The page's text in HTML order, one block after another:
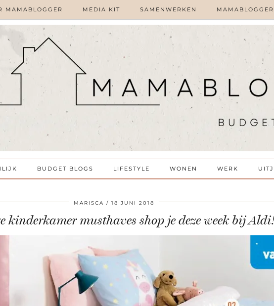
MAMABLOGGER MEDIA KIT SAMENWERKEN
BUDGET BLOGS LIFESTYLE WONEN WERK
MARISCA 18 JUNI 2018
kinderkamer musthaves shop je deze week bij